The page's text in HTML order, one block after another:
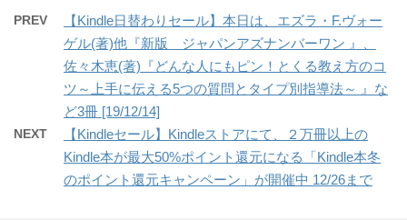
PREV
【Kindle日替わりセール】本日は、エズラ・F.ヴォー
ゲル(著)他『新版 ジャパンアズナンバーワン 』、
佐々木恵(著)『どんな人にもピン！とくる教え方のコ
ツ～上手に伝える5つの質問とタイプ別指導法～ 』な
ど3冊 [19/12/14]
NEXT
【Kindleセール】Kindleストアにて、２万冊以上の
Kindle本が最大50%ポイント還元になる「Kindle本冬
のポイント還元キャンペーン」が開催中 12/26まで